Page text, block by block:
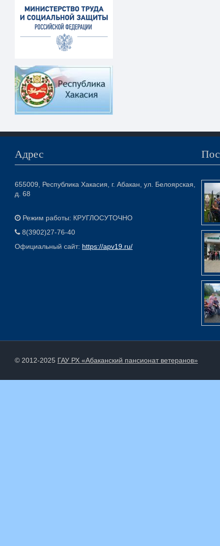
Адрес
655009, Республика Хакасия, г. Абакан, ул. Белоярская,
д. 68
Режим работы: КРУГЛОСУТОЧНО
8(3902)27-76-40
Официальный сайт: https://apv19.ru/
© 2012-2025 ГАУ РХ «Абаканский пансионат ветеранов»